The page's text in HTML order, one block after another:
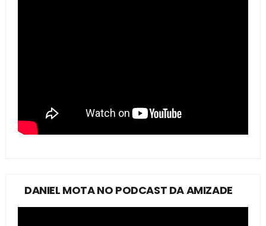
DANIEL MOTA NO PODCAST DA AMIZADE